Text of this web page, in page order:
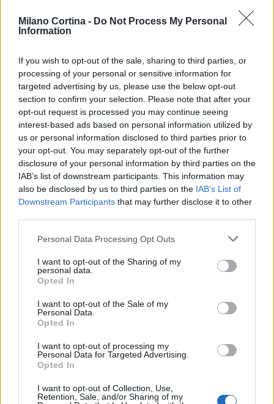
Milano Cortina - Do Not Process My Personal
Information
If you wish to opt-out of the sale, sharing to third parties, or
processing of your personal or sensitive information for
targeted advertising by us, please use the below opt-out
section to confirm your selection. Please note that after your
opt-out request is processed you may continue seeing
interest-based ads based on personal information utilized by
us or personal information disclosed to third parties prior to
your opt-out. You may separately opt-out of the further
disclosure of your personal information by third parties on the
IAB’s list of downstream participants. This information may
also be disclosed by us to third parties on the IAB’s List of
Downstream Participants that may further disclose it to other
Please note that this website/app uses one or more Google
not limited to your visit or usage behaviour. You may click to
grant or deny consent to Google and its third-party tags to
use your data for below specified purposes in below Google
consent section.
Personal Data Processing Opt Outs
I want to opt-out of the Sharing of my
personal data.
Opted In
I want to opt-out of the Sale of my
Personal Data.
Opted In
I want to opt-out of processing my
Personal Data for Targeted Advertising.
Opted In
I want to opt-out of Collection, Use,
Retention, Sale, and/or Sharing of my
Arrestati cinque agenti della polizia locale di Milano: le
accuse e i dettagli
Alessandro Tassinari · 7 Ago 2026
NEWS
Don Antonio Mazzi: l’ultimo saluto a Milano tra
emozioni e canti
NEWS